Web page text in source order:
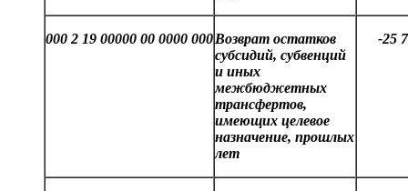
000 2 19 00000 00 0000 000Возврат остатков
субсидий, субвенций
и иных
межбюджетных
трансфертов,
имеющих целевое
назначение, прошлых
лет
-25